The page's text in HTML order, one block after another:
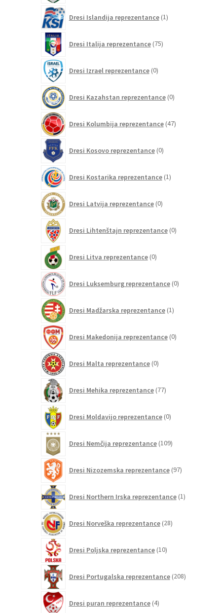
Dresi Islandija reprezentance 1izdelek
Dresi Italija reprezentance 75izdelkov
Dresi Izrael reprezentance 0izdelkov
Dresi Kazahstan reprezentance 0izdelkov
Dresi Kolumbija reprezentance 47izdelkov
Dresi Kosovo reprezentance 0izdelkov
Dresi Kostarika reprezentance 1izdelek
Dresi Latvija reprezentance 0izdelkov
Dresi Lihtenštajn reprezentance 0izdelkov
Dresi Litva reprezentance 0izdelkov
Dresi Luksemburg reprezentance 0izdelkov
Dresi Madžarska reprezentance 1izdelek
Dresi Makedonija reprezentance 0izdelkov
Dresi Malta reprezentance 0izdelkov
Dresi Mehika reprezentance 77izdelkov
Dresi Moldavijo reprezentance 0izdelkov
Dresi Nemčija reprezentance 109izdelkov
Dresi Nizozemska reprezentance 97izdelkov
Dresi Northern Irska reprezentance 1izdelek
Dresi Norveška reprezentance 28izdelkov
Dresi Poljska reprezentance 10izdelkov
Dresi Portugalska reprezentance 208izdelkov
Dresi puran reprezentance 4izdelki